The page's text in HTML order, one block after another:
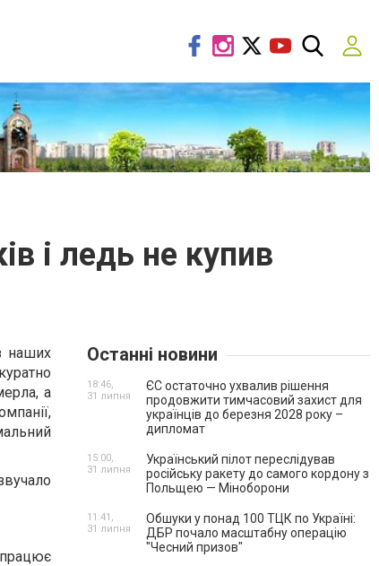
і ледь не купив
наших
а
Останні новини
ЄС остаточно ухвалив рішення
продовжити тимчасовий захист для
українців до березня 2028 року –
дипломат
18:46,
31 липня
Український пілот переслідував
російську ракету до самого кордону з
Польщею — Міноборони
15:00,
31 липня
Обшуки у понад 100 ТЦК по Україні:
ДБР почало масштабну операцію
"Чесний призов"
11:41,
31 липня